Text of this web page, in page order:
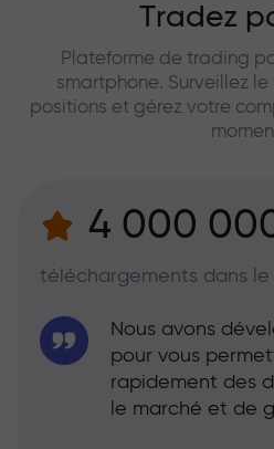
Tradez
Plateforme de trading
smartphone. Surveillez
positions et gérez votre
4 000
téléchargements dans le
Nous avons
pour vous
rapidement des
le marché et de